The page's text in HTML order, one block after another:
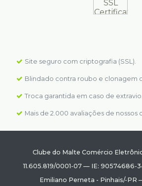
Site seguro com criptografia (SSL).
Blindado contra roubo e clonagem
Troca garantida em caso de extravio.
Mais de 2.000 avaliações de nossos
Clube do Malte Comércio
11.605.819/0001-07— IE: 90574686-
Emiliano Perneta - Pinhais/-PR